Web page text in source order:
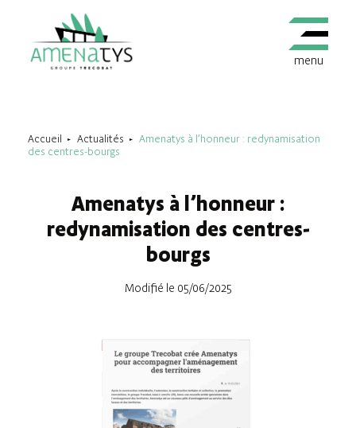
menu
Accueil Actualités
Amenatys à l’honneur : redynamisation
des centres-bourgs
Amenatys à l’honneur :
redynamisation des centres-
bourgs
Modifié le 05/06/2025